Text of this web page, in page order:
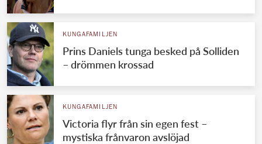
KUNGAFAMILJEN
Prins Daniels tunga besked på Solliden
– drömmen krossad
KUNGAFAMILJEN
Victoria flyr från sin egen fest –
mystiska frånvaron avslöjad